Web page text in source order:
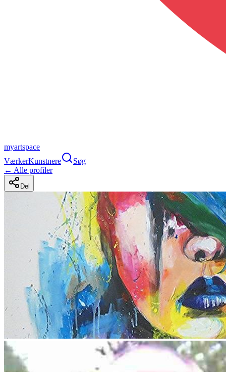
myartspace
VærkerKunstnere
Søg
← Alle profiler
Del